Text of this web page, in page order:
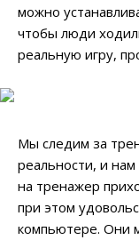
можно
чтобы люди
реальную игру,
Мы следим за
реальности, и
на тренажер
при этом
компьютере. Они